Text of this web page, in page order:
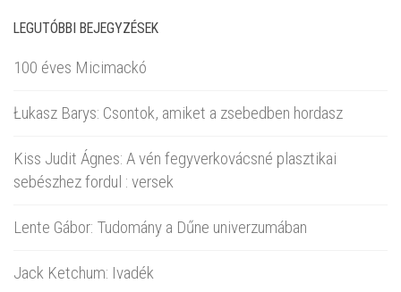
LEGUTÓBBI BEJEGYZÉSEK
100 éves Micimackó
Łukasz Barys: Csontok, amiket a zsebedben hordasz
Kiss Judit Ágnes: A vén fegyverkovácsné plasztikai
sebészhez fordul : versek
Lente Gábor: Tudomány a Dűne univerzumában
Jack Ketchum: Ivadék